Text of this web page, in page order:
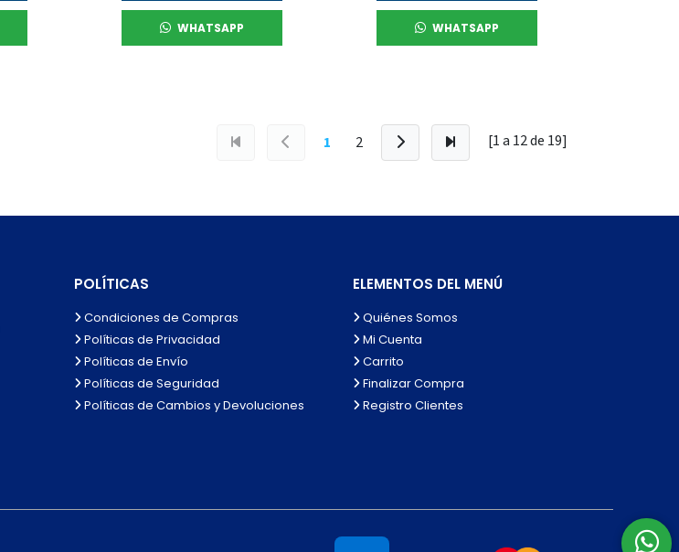
WHATSAPP WHATSAPP
1 2 [1 a 12de 19]
POLÍTICAS
Condiciones de Compras
Políticas de Privacidad
Políticas de Envío
Políticas de Seguridad
Políticas de Cambios y Devoluciones
ELEMENTOS DEL MENÚ
Quiénes Somos
Mi Cuenta
Carrito
Finalizar Compra
Registro Clientes